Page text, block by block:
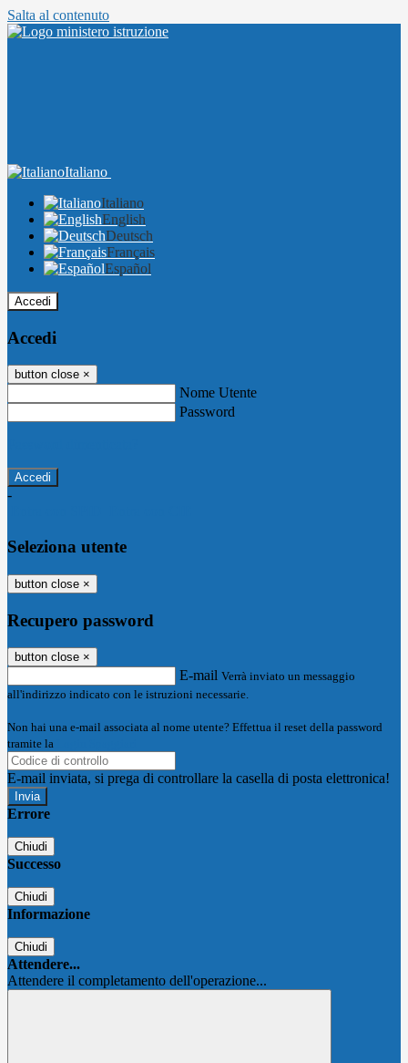
Salta al contenuto
Italiano
Italiano
English
Deutsch
Français
Español
Accedi
Accedi
button close ×
Nome Utente
Password
-
Seleziona utente
button close ×
Recupero password
button close ×
E-mail Verrà inviato un messaggio
all'indirizzo indicato con le istruzioni necessarie.
Non hai una e-mail associata al nome utente? Effettua il reset della password
tramite la
E-mail inviata, si prega di controllare la casella di posta elettronica!
Errore
Chiudi
Successo
Chiudi
Informazione
Chiudi
Attendere...
Attendere il completamento dell'operazione...